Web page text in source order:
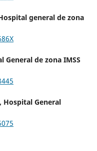
general de zona
General de zona IMSS
Hospital General